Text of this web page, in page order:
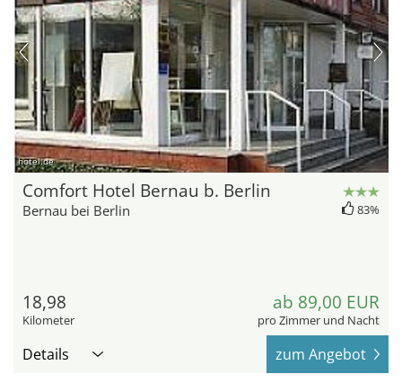
hotel.de
Comfort Hotel Bernau b. Berlin
Bernau bei Berlin 83%
18,98
Kilometer
ab 89,00 EUR
pro Zimmer und Nacht
Details zum Angebot